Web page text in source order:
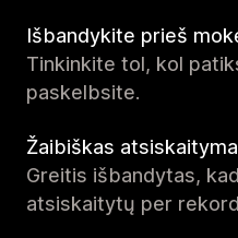
Išbandykite prieš
Tinkinkite tol, kol
paskelbsite.
Žaibiškas
Greitis išbandytas,
atsiskaitytų per